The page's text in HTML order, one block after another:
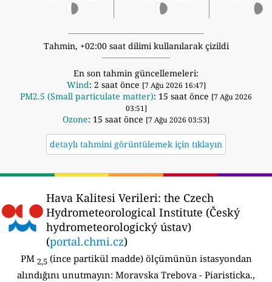
Tahmin, +02:00 saat dilimi kullanılarak çizildi
En son tahmin güncellemeleri:
Wind: 2 saat önce [7 Ağu 2026 16:47]
PM2.5 (Small particulate matter): 15 saat önce [7 Ağu 2026
03:51]
Ozone: 15 saat önce [7 Ağu 2026 03:53]
detaylı tahmini görüntülemek için tıklayın
Hava Kalitesi Verileri: the Czech
Hydrometeorological Institute (Český
hydrometeorologický ústav)
(portal.chmi.cz)
PM 2,5 (ince partikül madde) ölçümünün istasyondan
alındığını unutmayın: Moravska Trebova - Piaristicka.,